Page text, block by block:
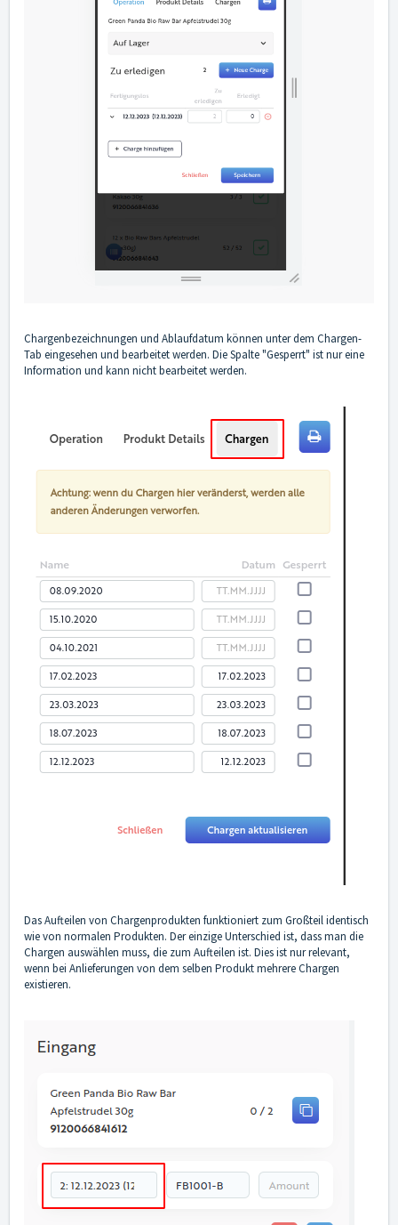
Chargenbezeichnungen und Ablaufdatum können unter dem Chargen-
Tab eingesehen und bearbeitet werden. Die Spalte "Gesperrt" ist nur eine
Information und kann nicht bearbeitet werden.
Das Aufteilen von Chargenprodukten funktioniert zum Großteil identisch
wie von normalen Produkten. Der einzige Unterschied ist, dass man die
Chargen auswählen muss, die zum Aufteilen ist. Dies ist nur relevant,
wenn bei Anlieferungen von dem selben Produkt mehrere Chargen
existieren.